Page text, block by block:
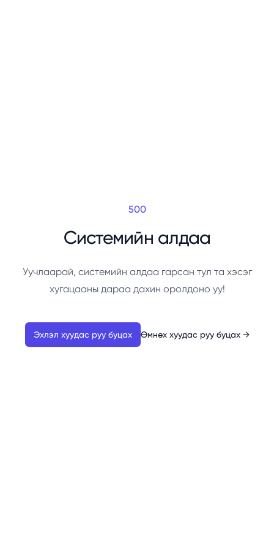
500
Системийн алдаа
Уучлаарай, системийн алдаа гарсан тул та хэсэг
хугацааны дараа дахин оролдоно уу!
Эхлэл хуудас руу буцах Өмнөх хуудас руу буцах →